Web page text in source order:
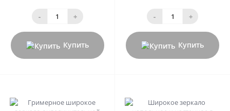
- +
Купить
- +
Купить